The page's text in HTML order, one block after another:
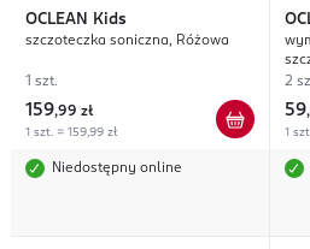
OCLEAN Kids
szczoteczka soniczna, Różowa
1 szt.
159,99 zł
1 szt. = 159,99 zł
Niedostępny online
2
59,
1